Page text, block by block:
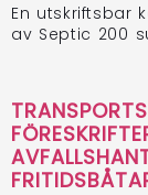
En utskriftsbar
av Septic 200